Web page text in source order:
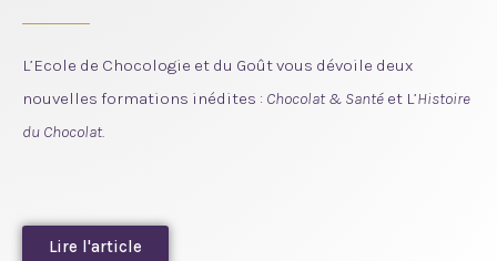
L’Ecole de Chocologie et du Goût vous dévoile deux
nouvelles formations inédites : Chocolat & Santé et L’Histoire
du Chocolat.
Lire l'article